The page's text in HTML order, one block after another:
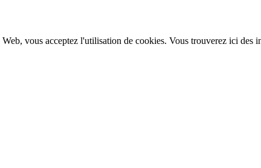
vous acceptez l'utilisation de cookies. Vous trouverez ici